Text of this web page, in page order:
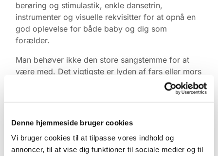
Denne hjemmeside bruger cookies
Vi bruger cookies til at tilpasse vores indhold og
annoncer, til at vise dig funktioner til sociale medier og til
berøring og stimulastik, enkle dansetrin,
instrumenter og visuelle rekvisitter for at opnå en
god oplevelse for både baby og dig som
forælder.
Man behøver ikke den store sangstemme for at
være med. Det vigtigste er lyden af fars eller mors
stemme, legen, nærværet og øjenkontakten.
Tilmelding & information
Yderligere info kan ske til korleder Sanja Lykke
Albrekt på mail: sanja.albrekt@gmail.com eller på
telefon 55 25 16 51 (ring/sms).